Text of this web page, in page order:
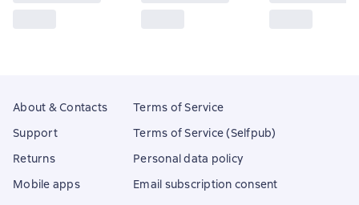
About & Contacts
Support
Returns
Mobile apps
Terms of Service
Terms of Service (Selfpub)
Personal data policy
Email subscription consent